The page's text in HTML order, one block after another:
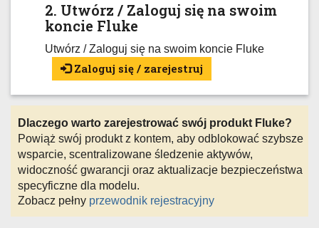
2. Utwórz / Zaloguj się na swoim
koncie Fluke
Utwórz / Zaloguj się na swoim koncie Fluke
Zaloguj się / zarejestruj
Dlaczego warto zarejestrować swój produkt Fluke?
Powiąż swój produkt z kontem, aby odblokować szybsze
wsparcie, scentralizowane śledzenie aktywów,
widoczność gwarancji oraz aktualizacje bezpieczeństwa
specyficzne dla modelu.
Zobacz pełny przewodnik rejestracyjny